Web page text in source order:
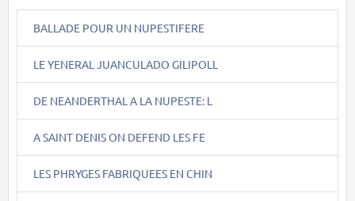
BALLADE POUR UN NUPESTIFERE
LE YENERAL JUANCULADO GILIPOLL
DE NEANDERTHAL A LA NUPESTE: L
A SAINT DENIS ON DEFEND LES FE
LES PHRYGES FABRIQUEES EN CHIN